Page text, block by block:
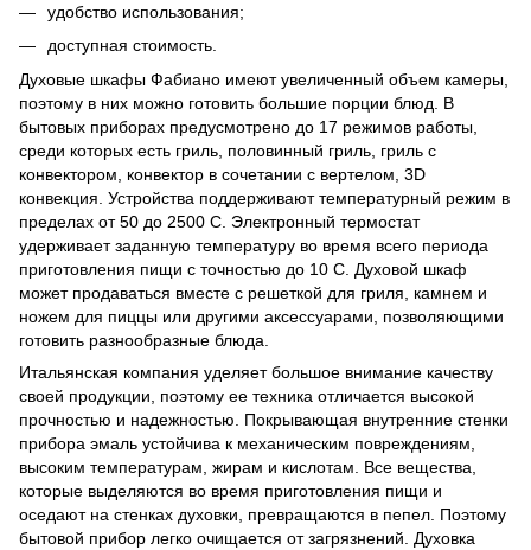
удобство использования;
доступная стоимость.
Духовые шкафы Фабиано имеют увеличенный объем камеры,
поэтому в них можно готовить большие порции блюд. В
бытовых приборах предусмотрено до 17 режимов работы,
среди которых есть гриль, половинный гриль, гриль с
конвектором, конвектор в сочетании с вертелом, 3D
конвекция. Устройства поддерживают температурный режим в
пределах от 50 до 2500 С. Электронный термостат
удерживает заданную температуру во время всего периода
приготовления пищи с точностью до 10 С. Духовой шкаф
может продаваться вместе с решеткой для гриля, камнем и
ножем для пиццы или другими аксессуарами, позволяющими
готовить разнообразные блюда.
Итальянская компания уделяет большое внимание качеству
своей продукции, поэтому ее техника отличается высокой
прочностью и надежностью. Покрывающая внутренние стенки
прибора эмаль устойчива к механическим повреждениям,
высоким температурам, жирам и кислотам. Все вещества,
которые выделяются во время приготовления пищи и
оседают на стенках духовки, превращаются в пепел. Поэтому
бытовой прибор легко очищается от загрязнений. Духовка